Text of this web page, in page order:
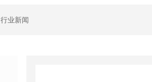
行业新闻